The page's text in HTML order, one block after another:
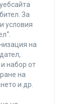
За
условия
на
набор от
на
и др.